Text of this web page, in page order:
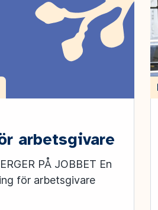
arbetsgivare
PÅ JOBBET En
för arbetsgivare